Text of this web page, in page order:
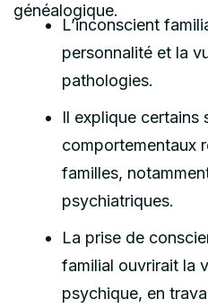
généalogique.
L’inconscient
personnalité et la
pathologies.
Il explique certains
comportementaux
familles,
psychiatriques.
La prise de
familial ouvrirait la
psychique, en